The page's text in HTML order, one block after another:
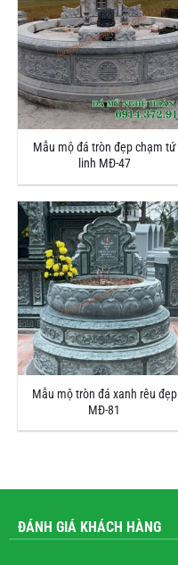
Mẫu mộ đá tròn đẹp chạm tứ
linh MĐ-47
Mẫu mộ tròn đá xanh rêu đẹp
MĐ-81
ĐÁNH GIÁ KHÁCH HÀNG